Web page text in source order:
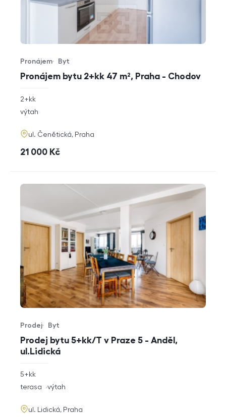
Pronájem bytu 2+kk 47 m², Praha - Chodov
Typ nabídky
Pronájem
Typ nemovitosti
Byt
rozměry
2+kk
funkce
výtah
adresa
ul. Čenětická, Praha
cena
21 000 Kč
Prodej bytu 5+kk/T v Praze 5 - Anděl,
ul.Lidická
Typ nabídky
Prodej
Typ nemovitosti
Byt
rozměry
dispozice
5+kk
funkce
terasa výtah
adresa
ul. Lidická, Praha